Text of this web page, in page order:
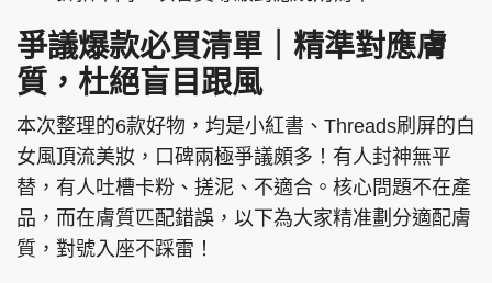
爭議爆款必買清單｜精準對應膚
質，杜絕盲目跟風
本次整理的6款好物，均是小紅書、Threads刷屏的白
女風頂流美妝，口碑兩極爭議頗多！有人封神無平
替，有人吐槽卡粉、搓泥、不適合。核心問題不在產
品，而在膚質匹配錯誤，以下為大家精准劃分適配膚
質，對號入座不踩雷！